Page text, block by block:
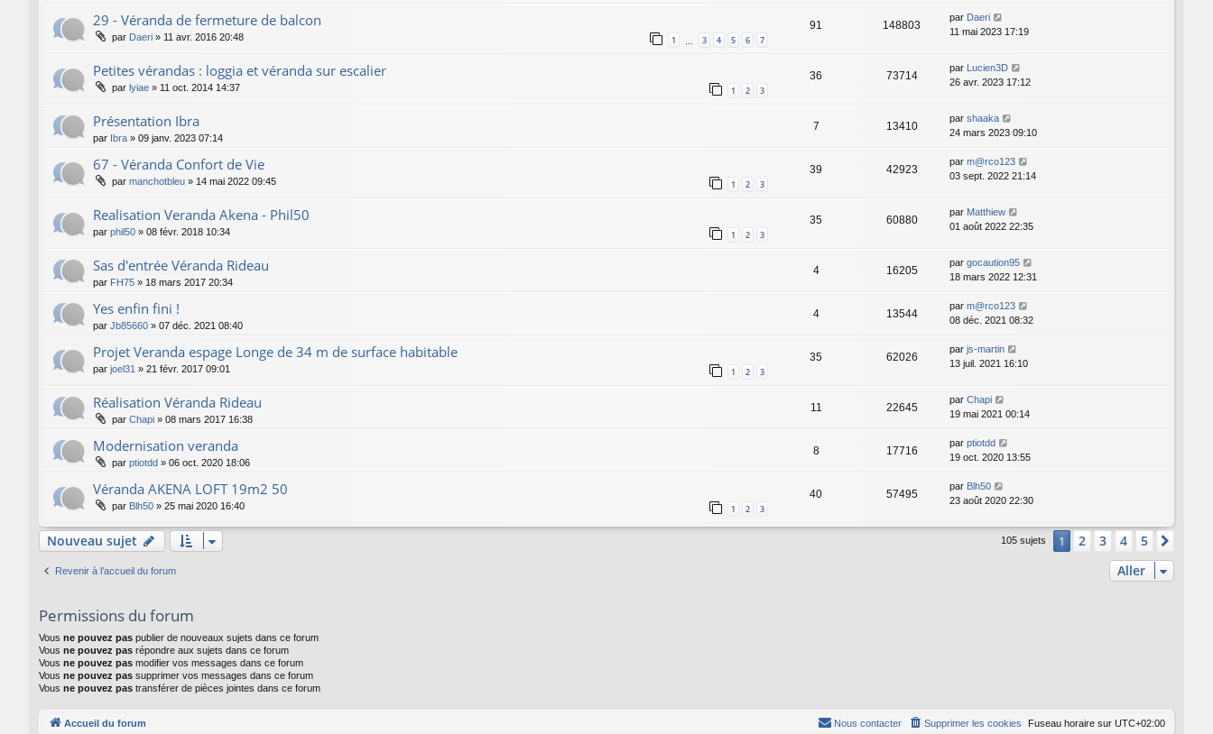
29 - Véranda de fermeture de balcon
par Daeri » 11 avr. 2016 20:48 1 3 4 5 6 7
91 148803
par Daeri
11 mai 2023 17:19
Petites vérandas : loggia et véranda sur escalier
par lyiae » 11 oct. 2014 14:37 1 2 3
36 73714
par Lucien3D
26 avr. 2023 17:12
Présentation Ibra
par Ibra » 09 janv. 2023 07:14
7 13410
par shaaka
24 mars 2023 09:10
67 - Véranda Confort de Vie
par manchotbleu » 14 mai 2022 09:45 1 2 3
39 42923
par m@rco123
03 sept. 2022 21:14
Realisation Veranda Akena - Phil50
par phil50 » 08 févr. 2018 10:34 1 2 3
35 60880
par Matthiew
01 août 2022 22:35
Sas d'entrée Véranda Rideau
par FH75 » 18 mars 2017 20:34
4 16205
par gocaution95
18 mars 2022 12:31
Yes enfin fini !
par Jb85660 » 07 déc. 2021 08:40
4 13544
par m@rco123
08 déc. 2021 08:32
Projet Veranda espage Longe de 34 m de surface habitable
par joel31 » 21 févr. 2017 09:01 1 2 3
35 62026
par js-martin
13 juil. 2021 16:10
Réalisation Véranda Rideau
par Chapi » 08 mars 2017 16:38
11 22645
par Chapi
19 mai 2021 00:14
Modernisation veranda
par ptiotdd » 06 oct. 2020 18:06
8 17716
par ptiotdd
19 oct. 2020 13:55
Véranda AKENA LOFT 19m2 50
par Blh50 » 25 mai 2020 16:40 1 2 3
40 57495
par Blh50
23 août 2020 22:30
Nouveau sujet 105 sujets 1 2 3 4 5
Revenir à l’accueil du forum Aller
Permissions du forum
Vous ne pouvez pas publier de nouveaux sujets dans ce forum
Vous ne pouvez pas répondre aux sujets dans ce forum
Vous ne pouvez pas modifier vos messages dans ce forum
Vous ne pouvez pas supprimer vos messages dans ce forum
Vous ne pouvez pas transférer de pièces jointes dans ce forum
Accueil du forum Fuseau horaire sur UTC+02:00
Supprimer les cookies
Nous contacter